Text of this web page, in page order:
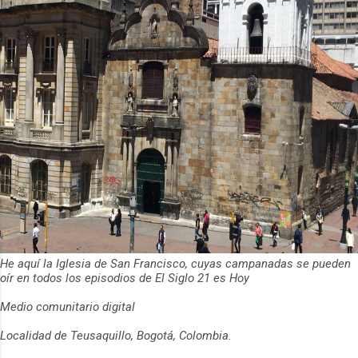
He aquí la Iglesia de San Francisco, cuyas campanadas se pueden
oír en todos los episodios de El Siglo 21 es Hoy
Medio comunitario digital
Localidad de Teusaquillo, Bogotá, Colombia.